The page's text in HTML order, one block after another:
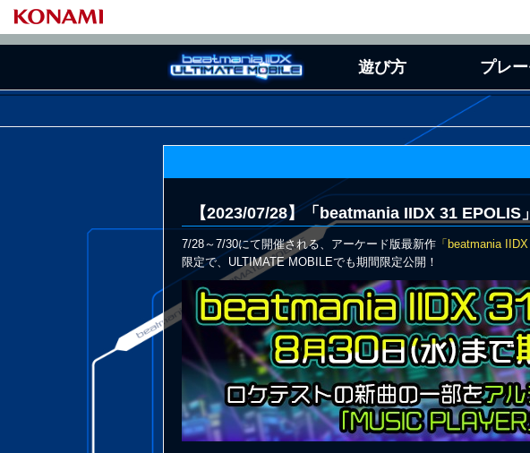
遊び方
月定額サービス
プレ
【2023/07/28】「beatmania IIDX 31 EPOLIS
7/28～7/30にて開催される、アーケード版最新作 「beatmania
限定で、ULTIMATE MOBILEでも期間限定公開！